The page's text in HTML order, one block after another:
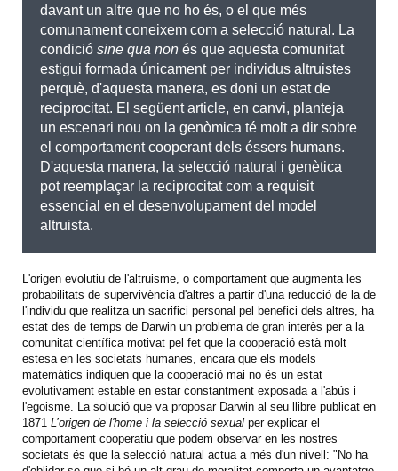
davant un altre que no ho és, o el que més
comunament coneixem com a selecció natural. La
condició sine qua non és que aquesta comunitat
estigui formada únicament per individus altruistes
perquè, d'aquesta manera, es doni un estat de
reciprocitat. El següent article, en canvi, planteja
un escenari nou on la genòmica té molt a dir sobre
el comportament cooperant dels éssers humans.
D'aquesta manera, la selecció natural i genètica
pot reemplaçar la reciprocitat com a requisit
essencial en el desenvolupament del model
altruista.
L'origen evolutiu de l'altruisme, o comportament que augmenta les
probabilitats de supervivència d'altres a partir d'una reducció de la de
l'individu que realitza un sacrifici personal pel benefici dels altres, ha
estat des de temps de Darwin un problema de gran interès per a la
comunitat científica motivat pel fet que la cooperació està molt
estesa en les societats humanes, encara que els models
matemàtics indiquen que la cooperació mai no és un estat
evolutivament estable en estar constantment exposada a l'abús i
l'egoisme. La solució que va proposar Darwin al seu llibre publicat en
1871 L’origen de l'home i la selecció sexual per explicar el
comportament cooperatiu que podem observar en les nostres
societats és que la selecció natural actua a més d'un nivell: "No ha